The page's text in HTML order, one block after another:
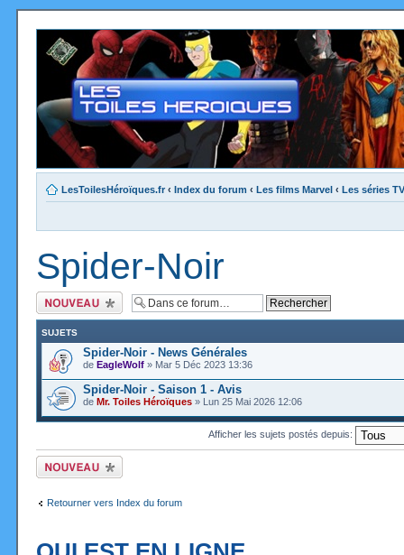
LesToilesHéroïques.fr ‹ Index du forum ‹ Les films Marvel ‹ Les séries
Spider-Noir
Ecrire un nouveau
sujet
SUJETS
Spider-Noir - News Générales
de EagleWolf » Mar 5 Déc 2023 13:36
Spider-Noir - Saison 1 - Avis
de Mr. Toiles Héroïques » Lun 25 Mai 2026 12:06
Afficher les sujets postés depuis:
Ecrire un nouveau
sujet
Retourner vers Index du forum